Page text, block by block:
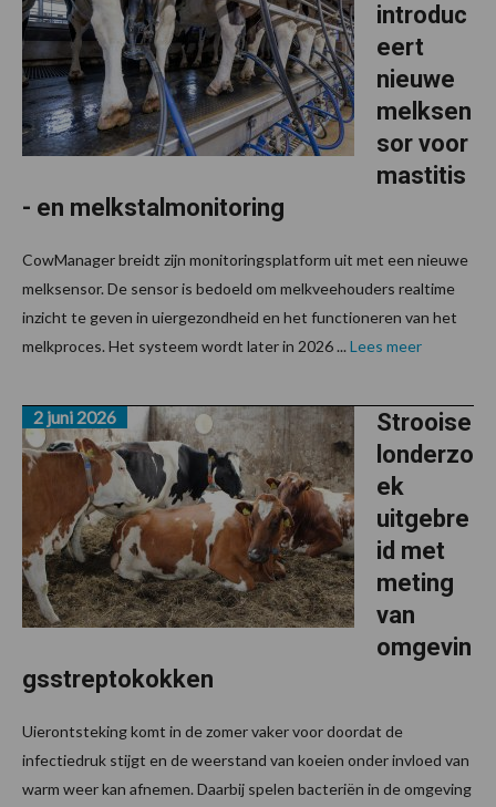
introduc
eert
nieuwe
melksen
sor voor
mastitis
- en melkstalmonitoring
CowManager breidt zijn monitoringsplatform uit met een nieuwe
melksensor. De sensor is bedoeld om melkveehouders realtime
inzicht te geven in uiergezondheid en het functioneren van het
melkproces. Het systeem wordt later in 2026 ... Lees meer
Strooise
londerzo
ek
uitgebre
id met
meting
van
omgevin
gsstreptokokken
2 juni 2026
Uierontsteking komt in de zomer vaker voor doordat de
infectiedruk stijgt en de weerstand van koeien onder invloed van
warm weer kan afnemen. Daarbij spelen bacteriën in de omgeving